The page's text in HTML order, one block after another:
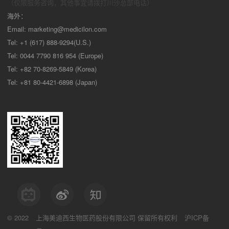
海外：
Email: marketing@medicilon.com
Tel: +1 (617) 888-9294(U.S.)
Tel: 0044 7790 816 954 (Europe)
Tel: +82 70-8269-5849 (Korea)
Tel: +81 80-4421-6898 (Japan)
© 2022 上海美迪西生物医药股份有限公司 保留所有权利
沪ICP备